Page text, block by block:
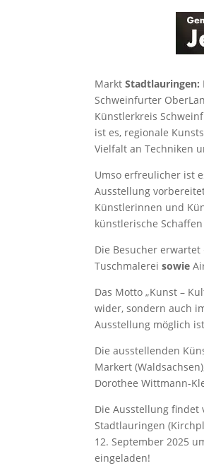
MarktStadtlauringen:
Schweinfurter
Künstlerkreis
ist es, regionale
Vielfalt an Techniken
Umso erfreulicher ist
Ausstellung
Künstlerinnen und
künstlerische
Die Besucher
Tuschmalereisowie
Das Motto „Kunst –
wider, sondern auch
Ausstellung möglich
Die ausstellenden
Markert
Dorothee Wittmann-
Die Ausstellung findet
Stadtlauringen
12. September 2025
eingeladen!